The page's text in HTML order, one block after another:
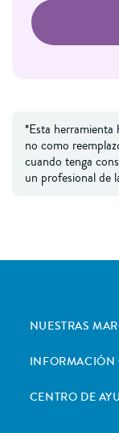
*Esta herramienta
no como
cuando tenga
un profesional de
NUESTRAS
INFORMACIÓN
CENTRO DE